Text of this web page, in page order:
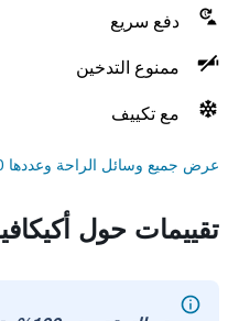
دفع سريع
ممنوع التدخين
مع تكييف
عرض جميع وسائل الراحة وعددها 40
تقييمات حول